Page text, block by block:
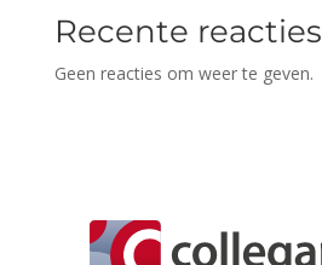
Recente reacties
Geen reacties om weer te geven.